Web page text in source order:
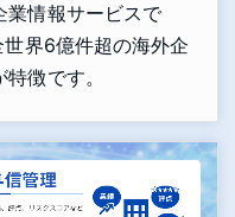
業情報サービスで
界6億件超の海外企
徴です。